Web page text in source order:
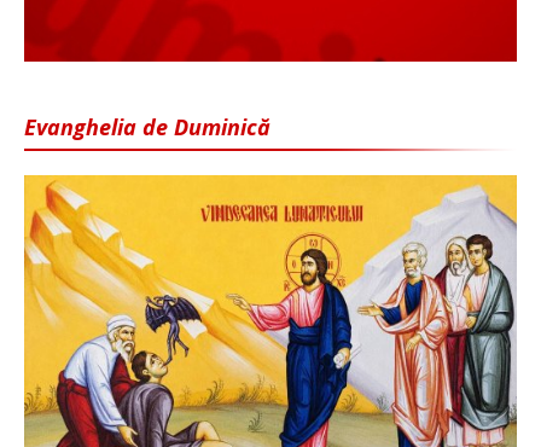
Evanghelia de Duminică